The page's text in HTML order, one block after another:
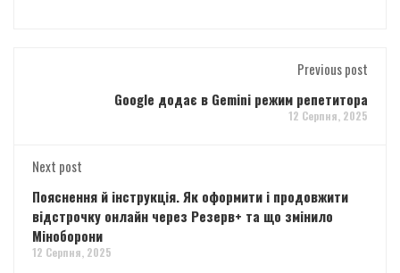
Previous post
Google додає в Gemini режим репетитора
12 Серпня, 2025
Next post
Пояснення й інструкція. Як оформити і продовжити
відстрочку онлайн через Резерв+ та що змінило
Міноборони
12 Серпня, 2025